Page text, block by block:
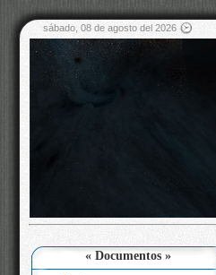
sábado, 08 de agosto del 2026
« Documentos »